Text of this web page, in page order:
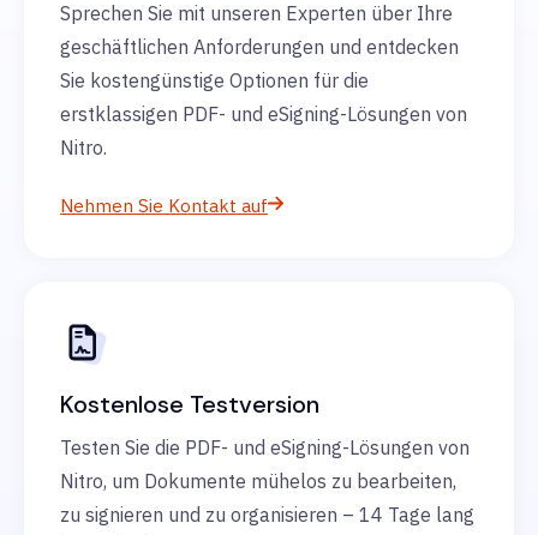
Sprechen Sie mit unseren Experten über Ihre
geschäftlichen Anforderungen und entdecken
Sie kostengünstige Optionen für die
erstklassigen PDF- und eSigning-Lösungen von
Nitro.
Nehmen Sie Kontakt auf
Kostenlose Testversion
Testen Sie die PDF- und eSigning-Lösungen von
Nitro, um Dokumente mühelos zu bearbeiten,
zu signieren und zu organisieren – 14 Tage lang